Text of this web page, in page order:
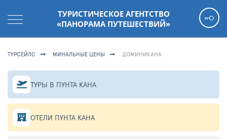
ТУРИСТИЧЕСКОЕ АГЕНТСТВО
«ПАНОРАМА ПУТЕШЕСТВИЙ»
ТУРСЕЙЛС МИНАЛЬНЫЕ ЦЕНЫ ДОМИНИКАНА
ТУРЫ В ПУНТА КАНА
ОТЕЛИ ПУНТА КАНА